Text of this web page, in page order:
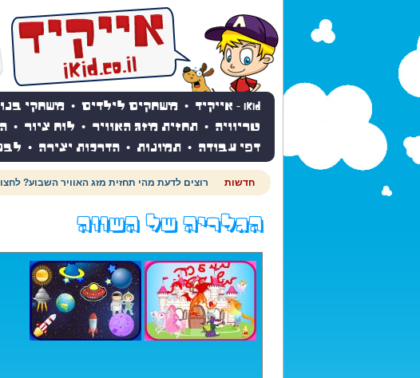
iKid - אייקיד • משחקים לילדים • משחקי
טריוויה • תחזית מזג האוויר • לוח ציור •
דפי עבודה • תמונות • הדרכות יצירה •
חדשות רוצים לדעת מהי תחזית מזג האוויר השבוע?
הגלריה של השווה